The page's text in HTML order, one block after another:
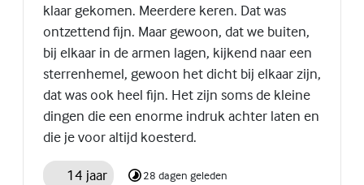
klaar gekomen. Meerdere keren. Dat was
ontzettend fijn. Maar gewoon, dat we buiten,
bij elkaar in de armen lagen, kijkend naar een
sterrenhemel, gewoon het dicht bij elkaar zijn,
dat was ook heel fijn. Het zijn soms de kleine
dingen die een enorme indruk achter laten en
die je voor altijd koesterd.
14 jaar 28 dagen geleden